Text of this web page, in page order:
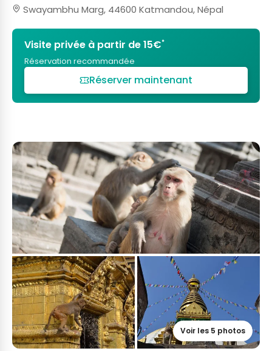
Swayambhu Marg, 44600 Katmandou, Népal
Visite privée à partir de 15€*
Réservation recommandée
Réserver maintenant
Voir les 5 photos